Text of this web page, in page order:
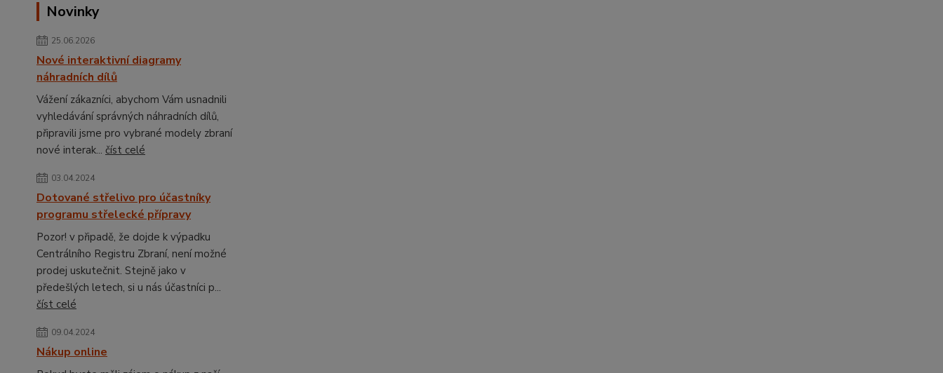
Novinky
25.06.2026
Nové interaktivní diagramy
náhradních dílů
Vážení zákazníci, abychom Vám usnadnili
vyhledávání správných náhradních dílů,
připravili jsme pro vybrané modely zbraní
nové interak... číst celé
03.04.2024
Dotované střelivo pro účastníky
programu střelecké přípravy
Pozor! v připadě, že dojde k výpadku
Centrálního Registru Zbraní, není možné
prodej uskutečnit. Stejně jako v
předešlých letech, si u nás účastníci p...
číst celé
09.04.2024
Nákup online